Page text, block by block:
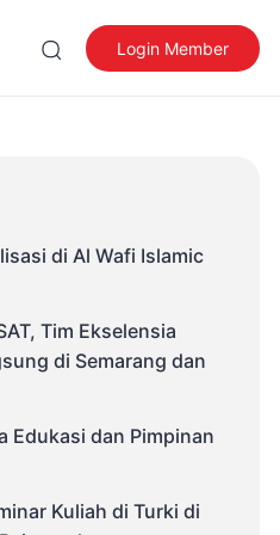
Login Member
di Al Wafi Islamic
Tim Ekselensia
di Semarang dan
Edukasi dan Pimpinan
Kuliah di Turki di